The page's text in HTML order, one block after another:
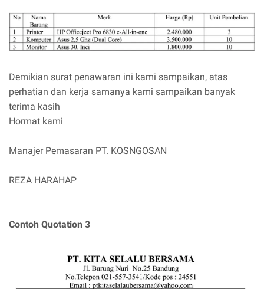
Demikian surat penawaran ini kami sampaikan, atas
perhatian dan kerja samanya kami sampaikan banyak
terima kasih
Hormat kami
Manajer Pemasaran PT. KOSNGOSAN
REZA HARAHAP
Contoh Quotation 3